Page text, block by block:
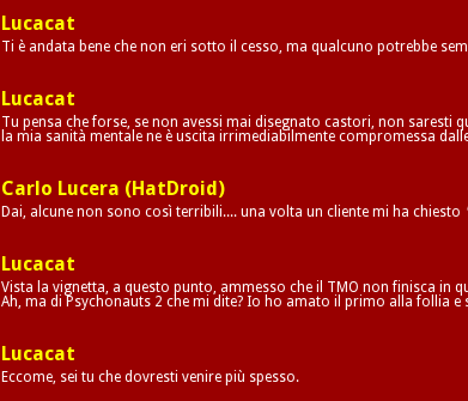
Lucacat
Ti è andata bene che non eri sotto il cesso, ma qualcuno potrebbe
Lucacat
Tu pensa che forse, se non avessi mai disegnato castori, non saresti
la mia sanità mentale ne è uscita irrimediabilmente compromessa
Carlo Lucera (HatDroid)
Dai, alcune non sono così terribili.... una volta un cliente mi ha chiesto
Lucacat
Vista la vignetta, a questo punto, ammesso che il TMO non finisca in
Ah, ma di Psychonauts 2 che mi dite? Io ho amato il primo alla follia
Lucacat
Eccome, sei tu che dovresti venire più spesso.